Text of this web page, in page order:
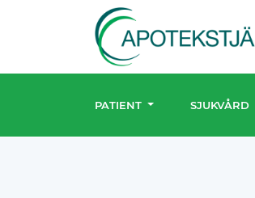
PATIENT SJUKVÅRD